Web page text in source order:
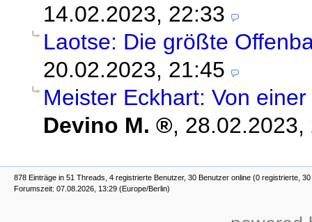
14.02.2023, 22:33
Laotse: Die größte
20.02.2023, 21:45
Meister Eckhart: Von
Devino M.
, 28.02.2023,
878 Einträge in 51 Threads, 4 registrierte Benutzer, 30 Benutzer online (0 registrierte,
Forumszeit: 07.08.2026, 13:29 (Europe/Berlin)